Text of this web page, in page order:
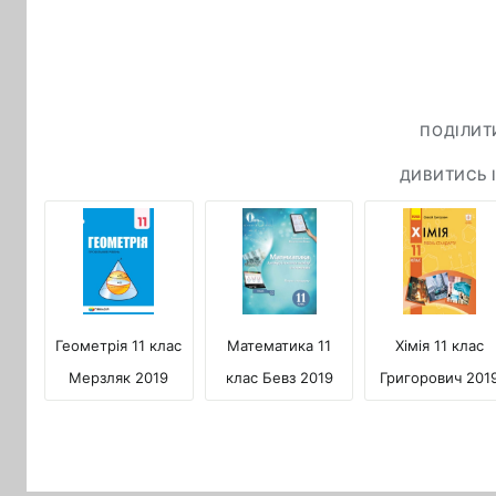
ДИВИТИСЬ
Геометрія 11 клас
Мерзляк 2019
Математика 11
клас Бевз 2019
Хімія 11 клас
Григорович